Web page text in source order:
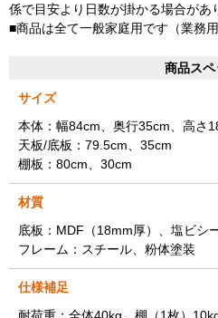
係で目安より日数が掛かる場合があ
■商品は全て一般家庭用です（業務
商品スペ
サイズ
本体：幅84cm、奥行35cm、高さ
天板/底板：79.5cm、35cm
棚板：80cm、30cm
材質
底板：MDF（18mm厚）、塩ビシ
フレーム：スチール、粉体塗装
仕様補足